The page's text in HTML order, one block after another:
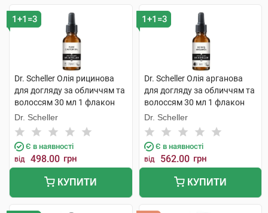
1+1=3
Dr. Scheller Олія рицинова
для догляду за обличчям та
волоссям 30 мл 1 флакон
Dr. Scheller
Є в наявності
від 498.00 грн
КУПИТИ
1+1=3
Dr. Scheller Олія арганова
для догляду за обличчям та
волоссям 30 мл 1 флакон
Dr. Scheller
Є в наявності
від 562.00 грн
КУПИТИ